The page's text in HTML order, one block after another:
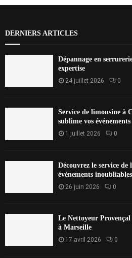
DERNIERS ARTICLES
Dépannage en
expertise
24 juillet 2026 0
Service de limousine à
sublime vos événements
1 juillet 2026 0
Découvrez le service
événements inoubliables
26 juin 2026 0
Le Nettoyeur
à Marseille
17 avril 2026 0